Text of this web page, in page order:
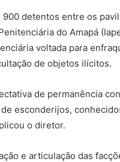
detentos entre os
do Amapá
voltada para
de objetos ilícitos.
de permanência
esconderijos,
o diretor.
e articulação das